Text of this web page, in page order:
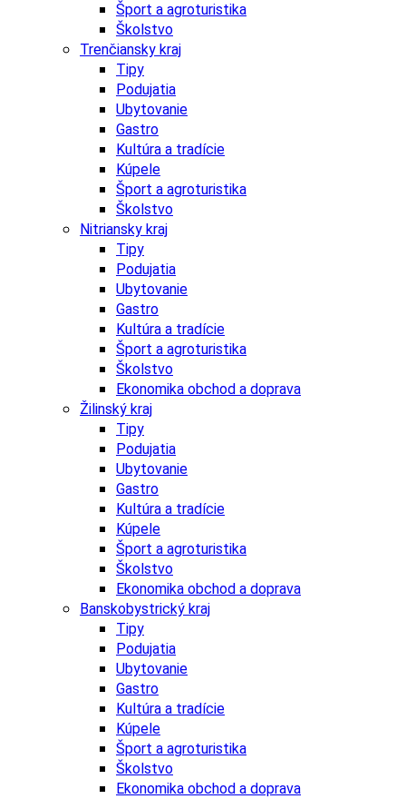
Šport a agroturistika
Školstvo
Trenčiansky kraj
Tipy
Podujatia
Ubytovanie
Gastro
Kultúra a tradície
Kúpele
Šport a agroturistika
Školstvo
Nitriansky kraj
Tipy
Podujatia
Ubytovanie
Gastro
Kultúra a tradície
Šport a agroturistika
Školstvo
Ekonomika obchod a doprava
Žilinský kraj
Tipy
Podujatia
Ubytovanie
Gastro
Kultúra a tradície
Kúpele
Šport a agroturistika
Školstvo
Ekonomika obchod a doprava
Banskobystrický kraj
Tipy
Podujatia
Ubytovanie
Gastro
Kultúra a tradície
Kúpele
Šport a agroturistika
Školstvo
Ekonomika obchod a doprava